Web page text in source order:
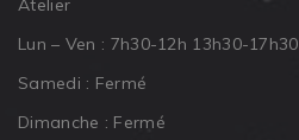
Atelier
Lun – Ven : 7h30-12h 13h30-17h30
Samedi : Fermé
Dimanche : Fermé